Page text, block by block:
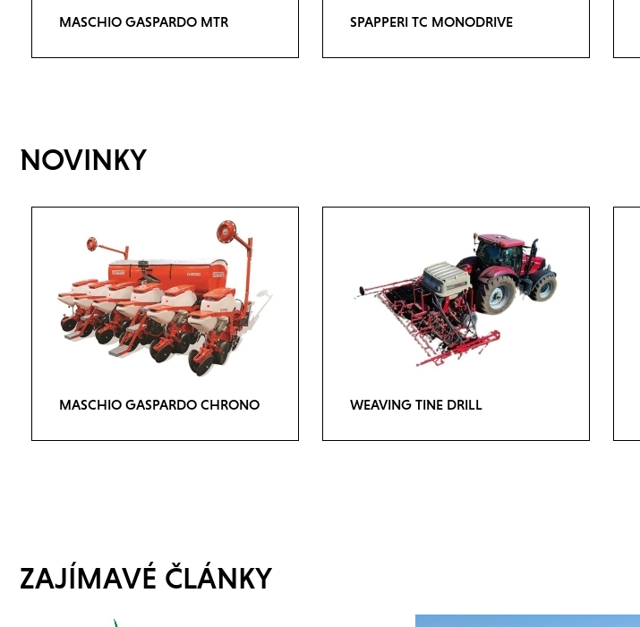
MASCHIO GASPARDO MTR SPAPPERI TC MONODRIVE
NOVINKY
MASCHIO GASPARDO CHRONO WEAVING TINE DRILL
ZAJÍMAVÉ ČLÁNKY